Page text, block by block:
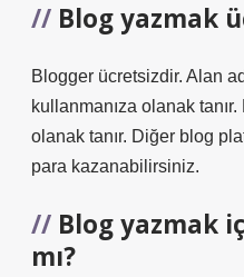
Blog yazmak
Blogger ücretsizdir. Alan
kullanmanıza olanak
olanak tanır. Diğer blog
para kazanabilirsiniz.
Blog yazmak
mı?